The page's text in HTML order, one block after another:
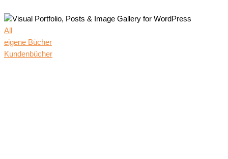
All
eigene Bücher
Kundenbücher